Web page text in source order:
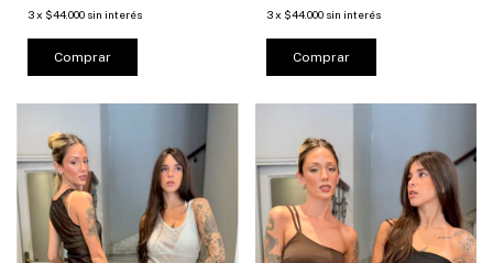
3x $44.000 sin interés
Comprar
3 x $44.000 sin interés
Comprar